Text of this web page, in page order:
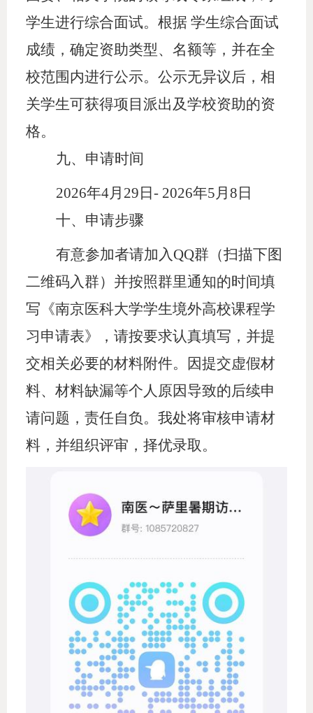
学生进行综合面试。根据 学生综合面试
成绩，确定资助类型、名额等，并在全
校范围内进行公示。公示无异议后，相
关学生可获得项目派出及学校资助的资
格。
九、 申请时间
2026年4月29日- 2026年5月8日
十、 申请步骤
有意参加者请加入QQ群（扫描下图
二维码入群）并按照群里通知的时间填
写《南京医科大学学生境外高校课程学
习申请表》，请按要求认真填写，并提
交相关必要的材料附件。因提交虚假材
料、材料缺漏等个人原因导致的后续申
请问题，责任自负。我处将审核申请材
料，并组织评审，择优录取。